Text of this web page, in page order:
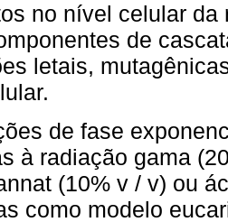
no nível celular
de
letais,
de fase
à radiação gama
(10% v / v) ou
como modelo